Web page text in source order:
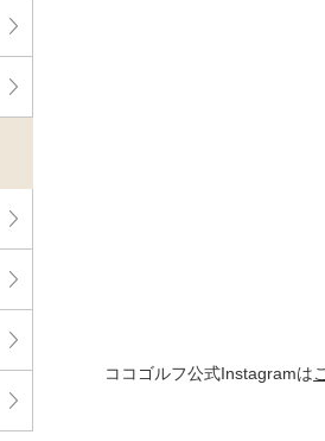
ココゴルフ公式Instagramは